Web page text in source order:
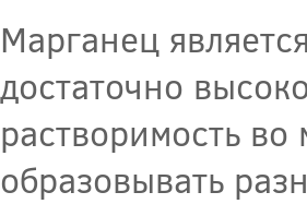
Марганец
достаточно
растворимость
образовывать